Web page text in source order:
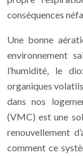
conséquences
Une bonne
environnement
l’humidité, le
organiques
dans nos
(VMC) est une
renouvellement
comment ce